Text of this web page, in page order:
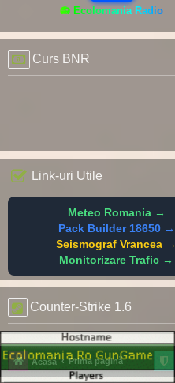
📻 Ecolomania Radio
Curs BNR
Link-uri Utile
Meteo Romania →
Pack Builder 18650 →
Seismograf Vrancea →
Monitorizare Trafic →
Counter-Strike 1.6
Acasă Prima pagină